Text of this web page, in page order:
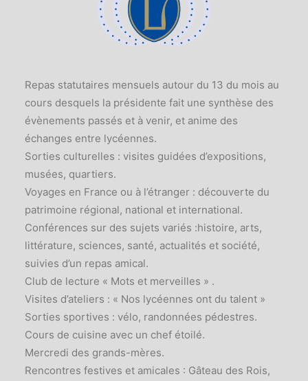
Repas statutaires mensuels autour du 13 du mois au
cours desquels la présidente fait une synthèse des
évènements passés et à venir, et anime des
échanges entre lycéennes.
Sorties culturelles : visites guidées d’expositions,
musées, quartiers.
Voyages en France ou à l’étranger : découverte du
patrimoine régional, national et international.
Conférences sur des sujets variés :histoire, arts,
littérature, sciences, santé, actualités et société,
suivies d’un repas amical.
Club de lecture « Mots et merveilles » .
Visites d’ateliers : « Nos lycéennes ont du talent »
Sorties sportives : vélo, randonnées pédestres.
Cours de cuisine avec un chef étoilé.
Mercredi des grands-mères.
Rencontres festives et amicales : Gâteau des Rois,